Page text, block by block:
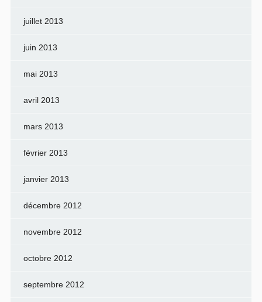
juillet 2013
juin 2013
mai 2013
avril 2013
mars 2013
février 2013
janvier 2013
décembre 2012
novembre 2012
octobre 2012
septembre 2012